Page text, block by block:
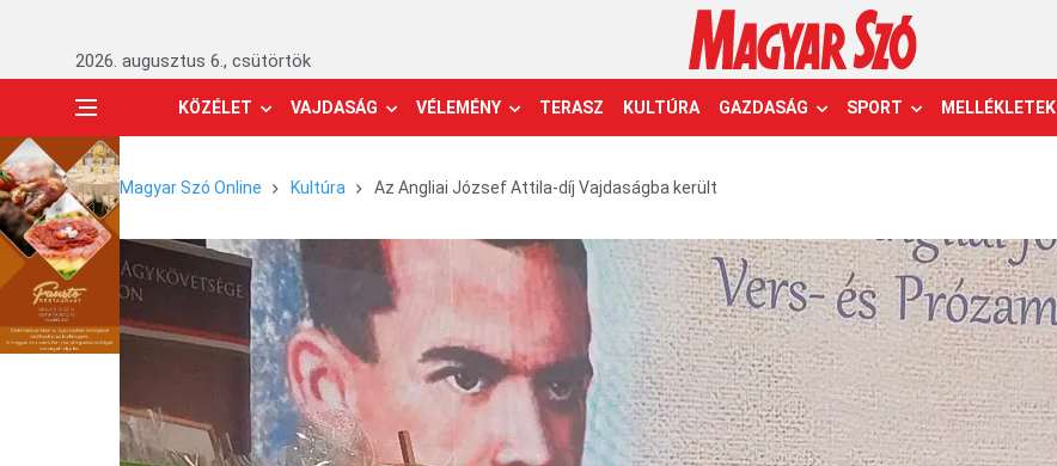
2026. augusztus 6., csütörtök
KÖZÉLET VAJDASÁG VÉLEMÉNY TERASZ KULTÚRA GAZDASÁG SPORT MELLÉKLETEK
Magyar Szó Online Kultúra Az Angliai József Attila-díj Vajdaságba került